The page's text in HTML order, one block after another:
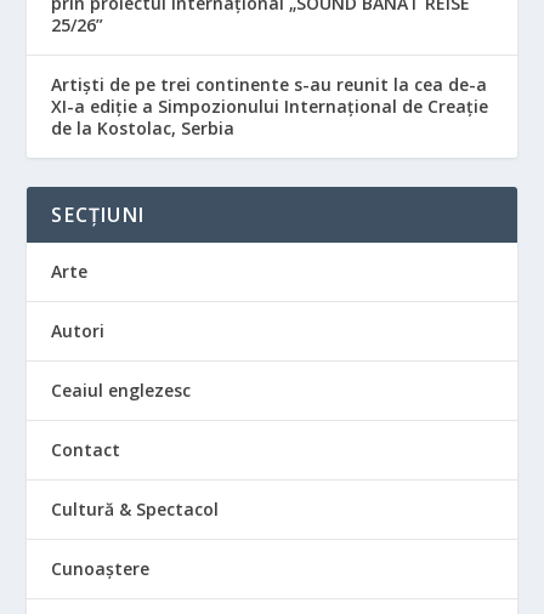
25/26”
Artiști de pe trei continente s-au reunit la cea de-a
XI-a ediție a Simpozionului Internațional de Creație
de la Kostolac, Serbia
SECȚIUNI
Arte
Autori
Ceaiul englezesc
Contact
Cultură & Spectacol
Cunoaștere